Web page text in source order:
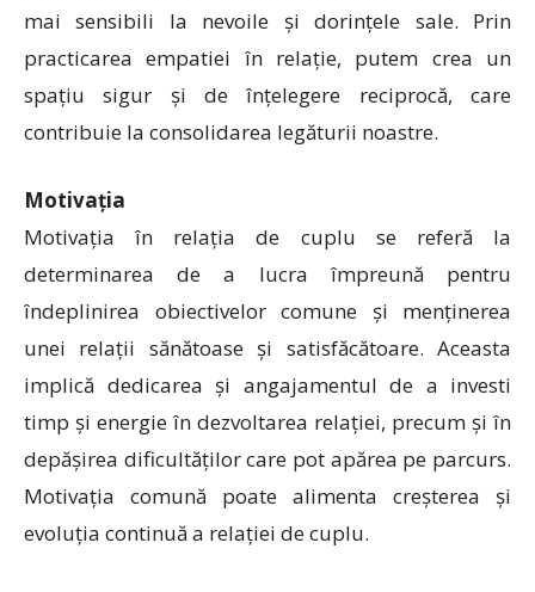
mai sensibili la nevoile și dorințele sale. Prin
practicarea empatiei în relație, putem crea un
spațiu sigur și de înțelegere reciprocă, care
contribuie la consolidarea legăturii noastre.
Motivația
Motivația în relația de cuplu se referă la
determinarea de a lucra împreună pentru
îndeplinirea obiectivelor comune și menținerea
unei relații sănătoase și satisfăcătoare. Aceasta
implică dedicarea și angajamentul de a investi
timp și energie în dezvoltarea relației, precum și în
depășirea dificultăților care pot apărea pe parcurs.
Motivația comună poate alimenta creșterea și
evoluția continuă a relației de cuplu.